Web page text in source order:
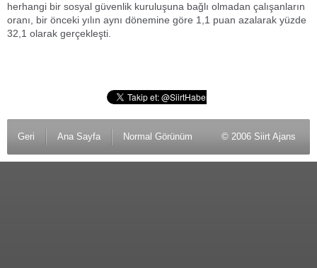
herhangi bir sosyal güvenlik kuruluşuna bağlı olmadan çalışanların
oranı, bir önceki yılın aynı dönemine göre 1,1 puan azalarak yüzde
32,1 olarak gerçekleşti.
Geri Ana Sayfa Normal Görünüm © 2006 Siirt Ajans